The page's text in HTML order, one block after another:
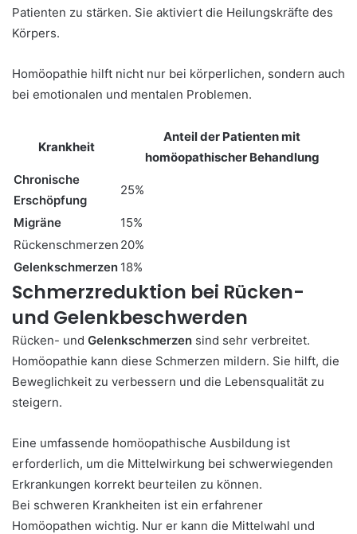
Patienten zu stärken. Sie aktiviert die Heilungskräfte des
Körpers.
Homöopathie hilft nicht nur bei körperlichen, sondern auch
bei emotionalen und mentalen Problemen.
Krankheit
Anteil der Patienten mit
homöopathischer Behandlung
Chronische
Erschöpfung
25%
Migräne
15%
Rückenschmerzen 20%
Gelenkschmerzen 18%
Schmerzreduktion bei Rücken-
und Gelenkbeschwerden
Rücken- und Gelenkschmerzen sind sehr verbreitet.
Homöopathie kann diese Schmerzen mildern. Sie hilft, die
Beweglichkeit zu verbessern und die Lebensqualität zu
steigern.
Eine umfassende homöopathische Ausbildung ist
erforderlich, um die Mittelwirkung bei schwerwiegenden
Erkrankungen korrekt beurteilen zu können.
Bei schweren Krankheiten ist ein erfahrener
Homöopathen wichtig. Nur er kann die Mittelwahl und